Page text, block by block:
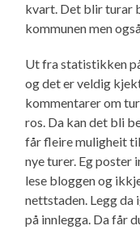
kvart. Det blir turar
kommunen men
Ut fra statistikken
og det er veldig
kommentarer om
ros. Da kan det bli
får fleire muligheit
nye turer. Eg poster
lese bloggen og
nettstaden. Legg da
på innlegga. Da får